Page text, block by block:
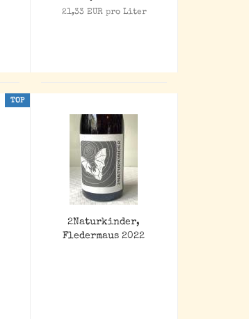
21,33 EUR pro Liter
TOP
2Naturkinder,
Fledermaus 2022